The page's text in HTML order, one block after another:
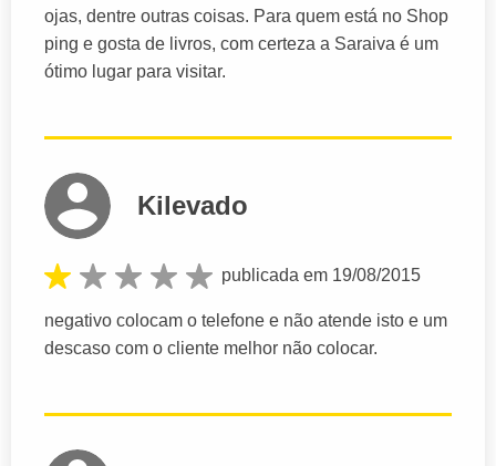
ojas, dentre outras coisas. Para quem está no Shop
ping e gosta de livros, com certeza a Saraiva é um
ótimo lugar para visitar.
Kilevado
publicada em 19/08/2015
negativo colocam o telefone e não atende isto e um
descaso com o cliente melhor não colocar.